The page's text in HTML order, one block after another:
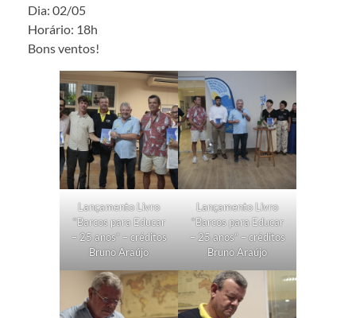
Dia: 02/05
Horário: 18h
Bons ventos!
Lançamento Livro
“Barcos para Educar
– 25 anos” – créditos
Bruno Araújo
Lançamento Livro
“Barcos para Educar
– 25 anos” – créditos
Bruno Araújo